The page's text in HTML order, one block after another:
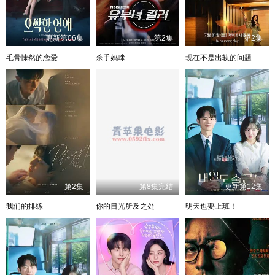
更新第06集
毛骨悚然的恋爱
第2集
杀手妈咪
第2集
现在不是出轨的问题
第2集
我们的排练
第8集完结
你的目光所及之处
更新第12集
明天也要上班！